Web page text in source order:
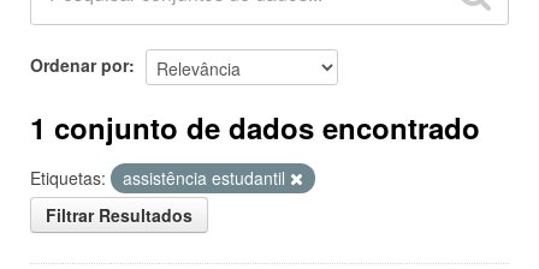
Sobre
Ordenar por
1 conjunto de dados encontrado
Etiquetas:
assistência estudantil
Filtrar Resultados